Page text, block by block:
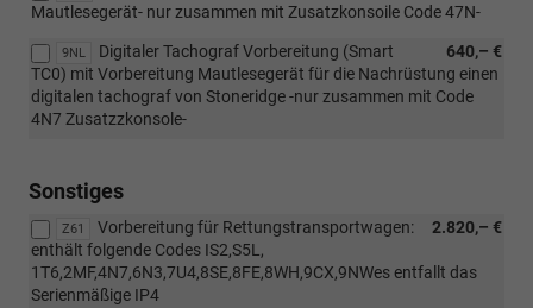
Mautlesegerät- nur zusammen mit Zusatzkonsoile Code 47N-
9NL 640,– €
Digitaler Tachograf Vorbereitung (Smart
TC0) mit Vorbereitung Mautlesegerät für die Nachrüstung einen
digitalen tachograf von Stoneridge -nur zusammen mit Code
4N7 Zusatzzkonsole-
Sonstiges
Z61 2.820,– €
Vorbereitung für Rettungstransportwagen:
enthält folgende Codes IS2,S5L,
1T6,2MF,4N7,6N3,7U4,8SE,8FE,8WH,9CX,9NWes entfallt das
Serienmäßige IP4